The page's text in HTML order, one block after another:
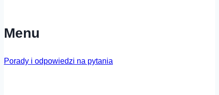
Menu
Porady i odpowiedzi na pytania